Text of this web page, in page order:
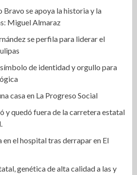
Bravo se apoya la historia y la
Miguel Almaraz
se perfila para liderar el
de identidad y orgullo para
casa en La Progreso Social
y quedó fuera de la carretera estatal
el hospital tras derrapar en El
genética de alta calidad a las y